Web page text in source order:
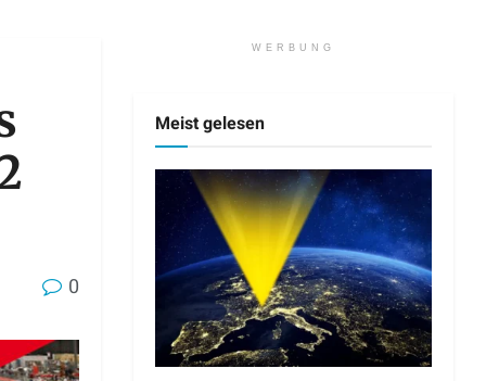
0
WERBUNG
Meist gelesen